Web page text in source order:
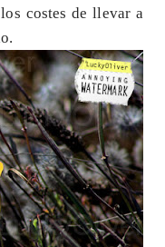
costes de llevar a